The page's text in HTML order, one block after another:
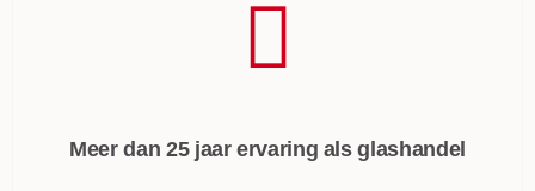
Meer dan 25 jaar ervaring als glashandel